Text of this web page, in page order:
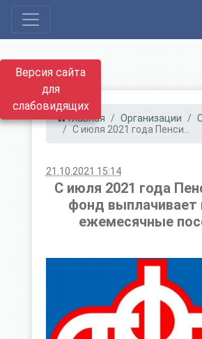
Версия сайта
для
слабовидящих
Главная Организации
С июля 2021 года Пенси...
21.10.2021 15:14
С июля 2021 года
фонд выплачивает
ежемесячные